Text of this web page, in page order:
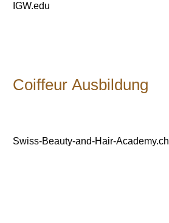
IGW.edu
Coiffeur Ausbildung
Swiss-Beauty-and-Hair-Academy.ch